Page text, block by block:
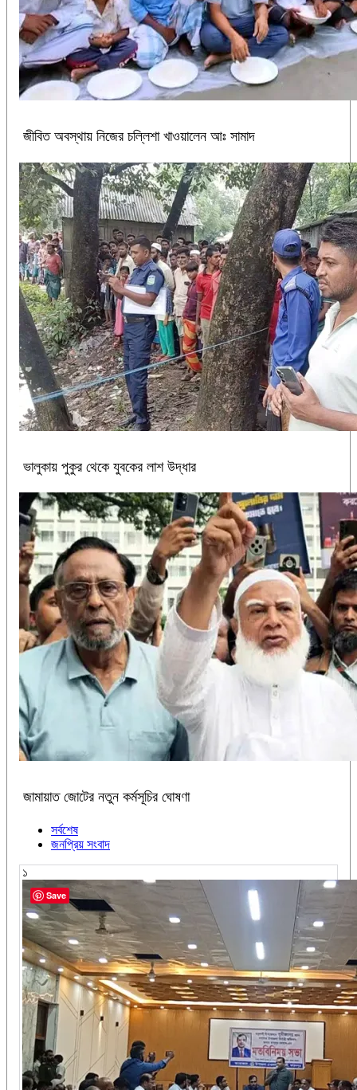
জীবিত অবস্থায় নিজের চল্লিশা খাওয়ালেন আঃ সামাদ
ভালুকায় পুকুর থেকে যুবকের লাশ উদ্ধার
জামায়াত জোটের নতুন কর্মসূচির ঘোষণা
সর্বশেষ
জনপ্রিয় সংবাদ
১
Save